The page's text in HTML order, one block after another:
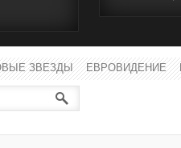
ЗВЕЗДЫ ЕВРОВИДЕНИЕ